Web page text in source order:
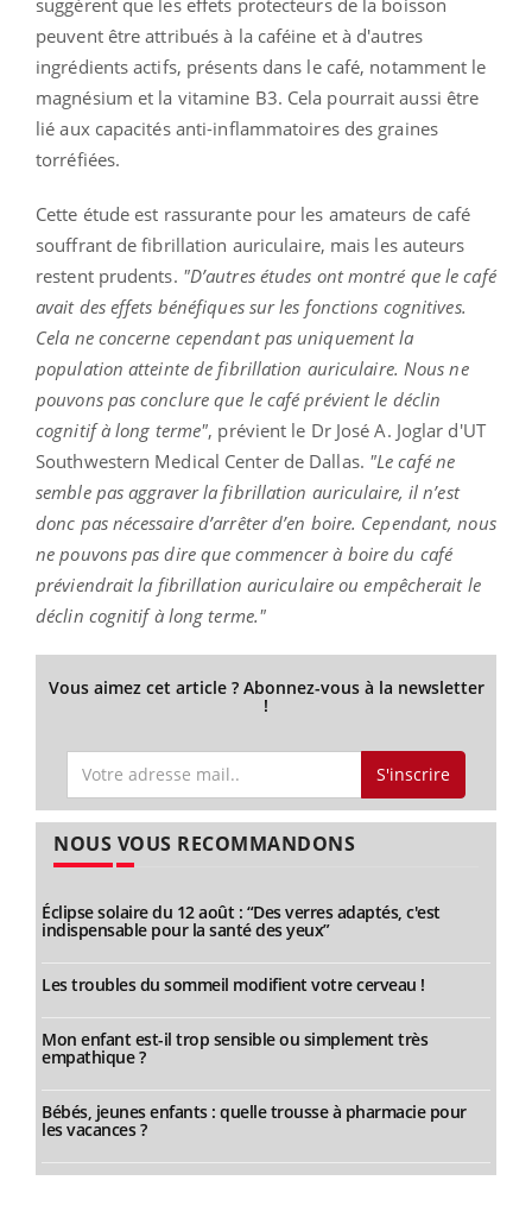
peuvent être attribués à la caféine et à d'autres
ingrédients actifs, présents dans le café, notamment le
magnésium et la vitamine B3. Cela pourrait aussi être
lié aux capacités anti-inflammatoires des graines
torréfiées.
Cette étude est rassurante pour les amateurs de café
souffrant de fibrillation auriculaire, mais les auteurs
restent prudents. "D’autres études ont montré que le café
avait des effets bénéfiques sur les fonctions cognitives.
Cela ne concerne cependant pas uniquement la
population atteinte de fibrillation auriculaire. Nous ne
pouvons pas conclure que le café prévient le déclin
cognitif à long terme", prévient le Dr José A. Joglar d'UT
Southwestern Medical Center de Dallas. "Le café ne
semble pas aggraver la fibrillation auriculaire, il n’est
donc pas nécessaire d’arrêter d’en boire. Cependant, nous
ne pouvons pas dire que commencer à boire du café
préviendrait la fibrillation auriculaire ou empêcherait le
déclin cognitif à long terme."
Vous aimez cet article ? Abonnez-vous à la newsletter
!
S'inscrire
NOUS VOUS RECOMMANDONS
Éclipse solaire du 12 août : “Des verres adaptés, c'est
indispensable pour la santé des yeux”
Les troubles du sommeil modifient votre cerveau !
Mon enfant est-il trop sensible ou simplement très
empathique ?
Bébés, jeunes enfants : quelle trousse à pharmacie pour
les vacances ?